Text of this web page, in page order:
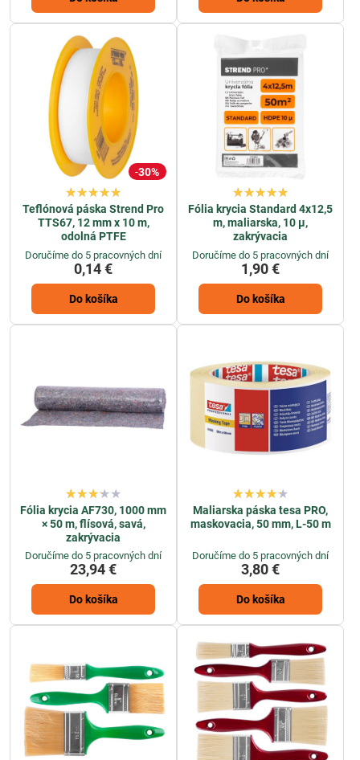
ušetrí množstvo práce a času.
30%
Teflónová páska Strend Pro
TTS67, 12 mm x 10 m,
odolná PTFE
Doručíme do 5 pracovných dní
0,14 €
Do košíka
Fólia krycia Standard 4x12,5
m, maliarska, 10 µ,
zakrývacia
Doručíme do 5 pracovných dní
1,90 €
Do košíka
Fólia krycia AF730, 1000 mm
× 50 m, flísová, savá,
zakrývacia
Doručíme do 5 pracovných dní
23,94 €
Do košíka
Maliarska páska tesa PRO,
maskovacia, 50 mm, L-50 m
Doručíme do 5 pracovných dní
3,80 €
Do košíka